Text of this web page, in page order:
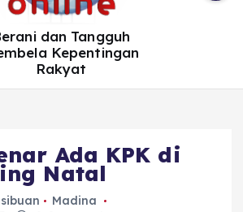
dan Tangguh
Kepentingan
Rakyat
Ada KPK di
Natal
Madina